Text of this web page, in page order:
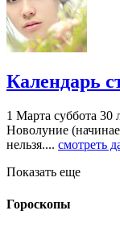
Календарь
1 Марта суббота
Новолуние
нельзя.... смотреть
Показать еще
Гороскопы